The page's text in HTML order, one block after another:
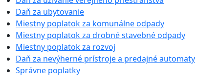
Daň za ubytovanie
Miestny poplatok za komunálne odpady
Miestny poplatok za drobné stavebné odpady
Miestny poplatok za rozvoj
Daň za nevýherné prístroje a predajné automaty
Správne poplatky